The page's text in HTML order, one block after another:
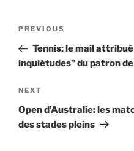
Previous
Post
PREVIOUS
Tennis: le mail
inquiétudes” du patron
Next
Post
NEXT
Open d’Australie: les
des stades pleins